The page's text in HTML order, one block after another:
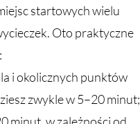
startowych wielu
Oto praktyczne
i okolicznych punktów
zwykle w 5–20 minut;